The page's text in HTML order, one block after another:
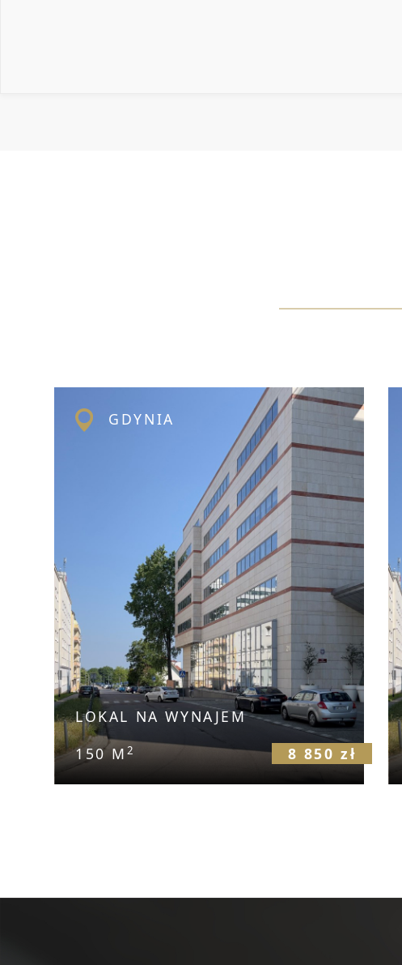
GDYNIA
LOKAL NA WYNAJEM
150 M 2 8 850 zł